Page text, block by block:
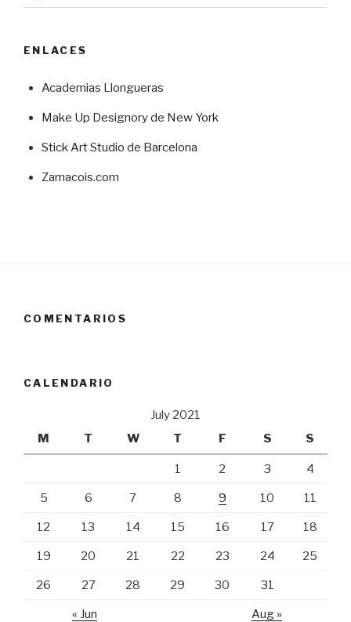
ENLACES
Academias Llongueras
Make Up Designory de New York
Stick Art Studio de Barcelona
Zamacois.com
COMENTARIOS
CALENDARIO
July 2021
M
T W T F S S
1 2 3 4
5 6 7 8 9 10 11
12 13 14 15 16 17 18
19 20 21 22 23 24 25
26 27 28 29 30 31
« Jun Aug »